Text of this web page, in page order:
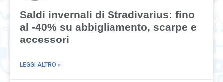
Saldi invernali di Stradivarius: fino
al -40% su abbigliamento, scarpe e
accessori
LEGGI ALTRO »